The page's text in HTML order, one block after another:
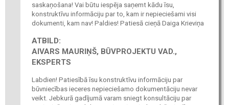
saskaņošana! Vai būtu iespēja saņemt kādu īsu,
konstruktīvu informāciju par to, kam ir nepieciešami visi
dokumenti, kam nav! Paldies! Patiesā cieņā Daiga Krieviņa
ATBILD:
AIVARS MAURIŅŠ, BŪVPROJEKTU VAD.,
EKSPERTS
Labdien! Patiesībā īsu konstruktīvu informāciju par
būvniecības ieceres nepieciešamo dokumentāciju nevar
veikt. Jebkurā gadījumā varam sniegt konsultāciju par